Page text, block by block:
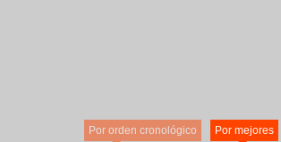
Por mejores
Por orden cronológico